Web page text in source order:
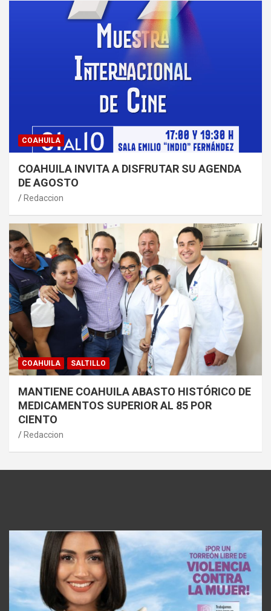
COAHUILA
COAHUILA INVITA A DISFRUTAR SU AGENDA
DE AGOSTO
Redaccion
COAHUILA SALTILLO
MANTIENE COAHUILA ABASTO HISTÓRICO DE
MEDICAMENTOS SUPERIOR AL 85 POR
CIENTO
Redaccion